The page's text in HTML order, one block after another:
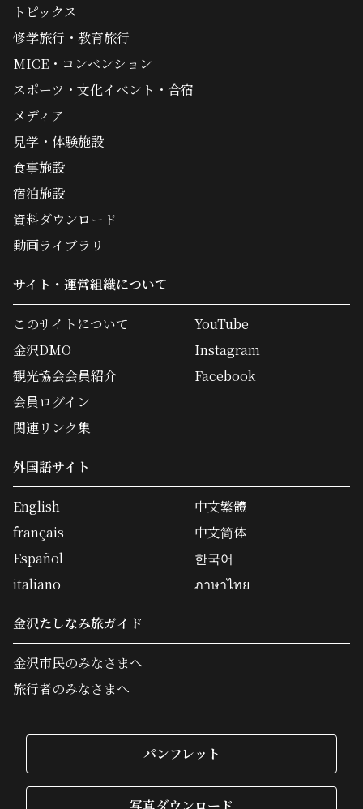
トピックス
修学旅行・教育旅行
MICE・コンベンション
スポーツ・文化イベント・合宿
メディア
見学・体験施設
食事施設
宿泊施設
資料ダウンロード
動画ライブラリ
サイト・運営組織について
このサイトについて
金沢DMO
観光協会会員紹介
会員ログイン
関連リンク集
YouTube
Instagram
Facebook
外国語サイト
English
français
Español
italiano
中文繁體
中文简体
한국어
ภาษาไทย
金沢たしなみ旅ガイド
金沢市民のみなさまへ
旅行者のみなさまへ
パンフレット
写真ダウンロード